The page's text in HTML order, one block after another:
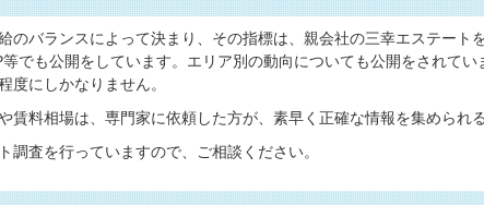
のバランスによって決まり、その指標は、親会社の三幸エステート
でも公開をしています。エリア別の動向についても公開をされてい
度にしかなりません。
賃料相場は、専門家に依頼した方が、素早く正確な情報を集められる
調査を行っていますので、ご相談ください。